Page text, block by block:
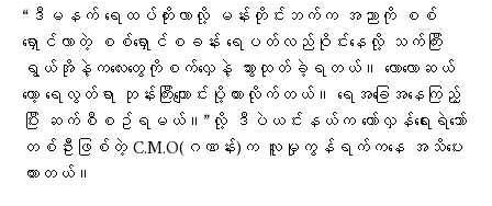
“ဒီမနက် ရေထပ်တိုးလာလို့ မန်းတိုင်းဘက်က အညာကို စစ်
ရှောင်လာတဲ့ စစ်ရှောင်စခန်း ရေပတ်လည်ဝိုင်းနေလို့ သက်ကြီး
ရွယ်အိုနဲ့ကလေးတွေကိုစက်လှေနဲ့ သွားထုတ်ခဲ့ရတယ်။ လောလောဆယ်
တော့ ရေလွတ်ရာ ဘုန်းကြီးကျောင်းပို့ထားလိုက်တယ်။ ရေအခြေအနေကြည့်
ပြီး ဆက်စီစဥ်ရမယ်။”လို့ ဒီပဲယင်းနယ်က တော်လှန်ရေးရဲဘော်
တစ်ဦးဖြစ်တဲ့ C.M.O(ဂဏန်း)က လူမှုကွန်ရက်ကနေ အသိပေး
ထားတယ်။